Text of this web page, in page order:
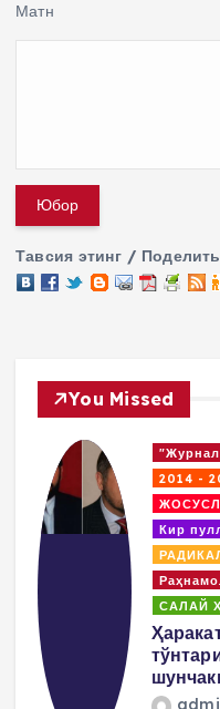
Матн
Тавсия этинг /
You Missed
2014 -
Кир
САЛАЙ